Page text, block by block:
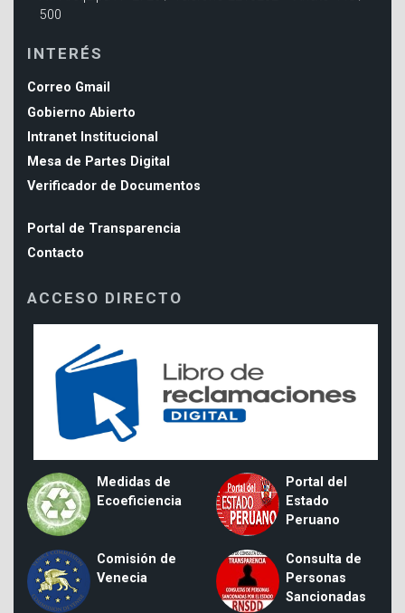
500
INTERÉS
Correo Gmail
Gobierno Abierto
Intranet Institucional
Mesa de Partes Digital
Verificador de Documentos
Portal de Transparencia
Contacto
ACCESO DIRECTO
Medidas de
Ecoeficiencia
Portal del
Estado
Peruano
Comisión de
Venecia
Consulta de
Personas
Sancionadas